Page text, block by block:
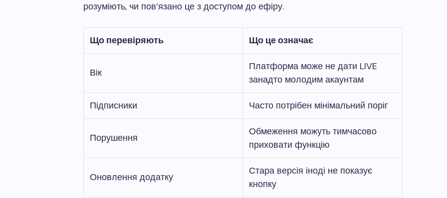
розуміють, чи пов’язано це з доступом до ефіру.
Що перевіряють Що це означає
Вік
Платформа може не дати LIVE
занадто молодим акаунтам
Підписники Часто потрібен мінімальний поріг
Порушення
Обмеження можуть тимчасово
приховати функцію
Оновлення додатку
Стара версія іноді не показує
кнопку